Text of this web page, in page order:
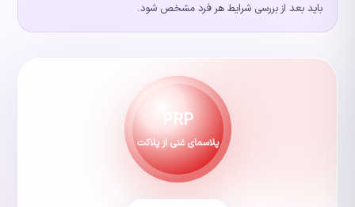
باید بعد از بررسی شرایط هر فرد مشخص شود.
PRP
پلاسمای غنی از پلاکت